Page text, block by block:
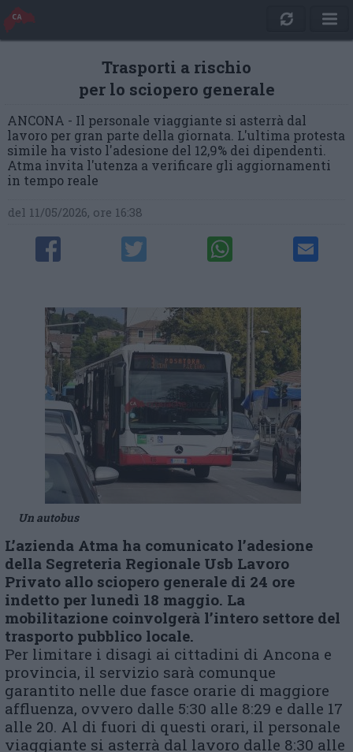
Trasporti a rischio
per lo sciopero generale
ANCONA - Il personale viaggiante si asterrà dal
lavoro per gran parte della giornata. L'ultima protesta
simile ha visto l'adesione del 12,9% dei dipendenti.
Atma invita l'utenza a verificare gli aggiornamenti
in tempo reale
del 11/05/2026, ore 16:38
Un autobus
L’azienda Atma ha comunicato l’adesione
della Segreteria Regionale Usb Lavoro
Privato allo sciopero generale di 24 ore
indetto per lunedì 18 maggio. La
mobilitazione coinvolgerà l’intero settore del
trasporto pubblico locale.
Per limitare i disagi ai cittadini di Ancona e
provincia, il servizio sarà comunque
garantito nelle due fasce orarie di maggiore
affluenza, ovvero dalle 5:30 alle 8:29 e dalle 17
alle 20. Al di fuori di questi orari, il personale
viaggiante si asterrà dal lavoro dalle 8:30 alle